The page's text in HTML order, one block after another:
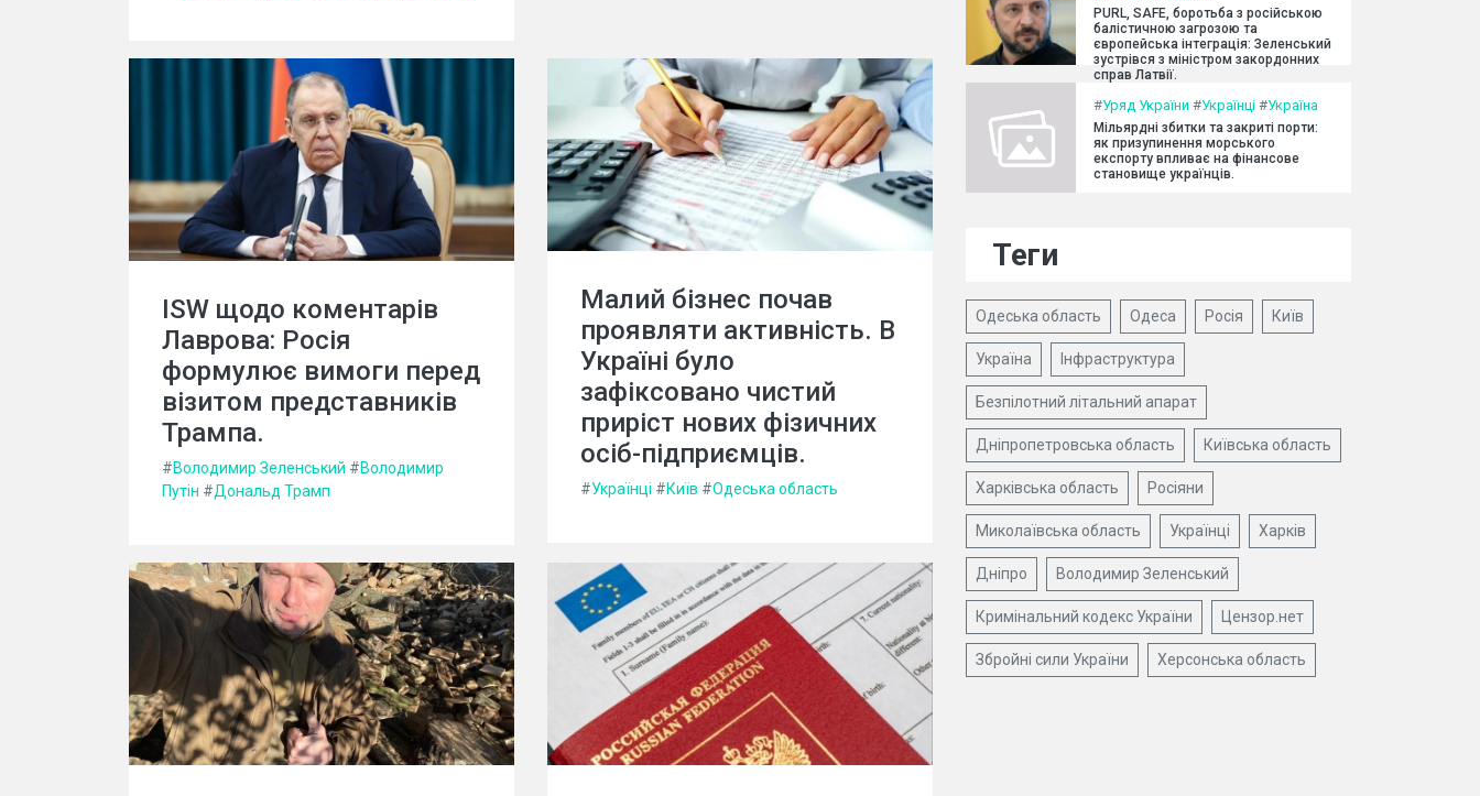
ISW щодо коментарів
Лаврова: Росія
формулює вимоги перед
візитом представників
Трампа.
#Володимир Зеленський #Володимир
Путін #Дональд Трамп
Малий бізнес почав
проявляти активність. В
Україні було
зафіксовано чистий
приріст нових фізичних
осіб-підприємців.
#Українці #Київ #Одеська область
PURL, SAFE, боротьба з російською
балістичною загрозою та
європейська інтеграція: Зеленський
зустрівся з міністром закордонних
справ Латвії.
#Уряд України #Українці #Україна
Мільярдні збитки та закриті порти:
як призупинення морського
експорту впливає на фінансове
становище українців.
Теги
Одеська область Одеса Росія Київ
Україна Інфраструктура
Безпілотний літальний апарат
Дніпропетровська область Київська область
Харківська область Росіяни
Миколаївська область Українці Харків
Дніпро Володимир Зеленський
Кримінальний кодекс України Цензор.нет
Збройні сили України Херсонська область